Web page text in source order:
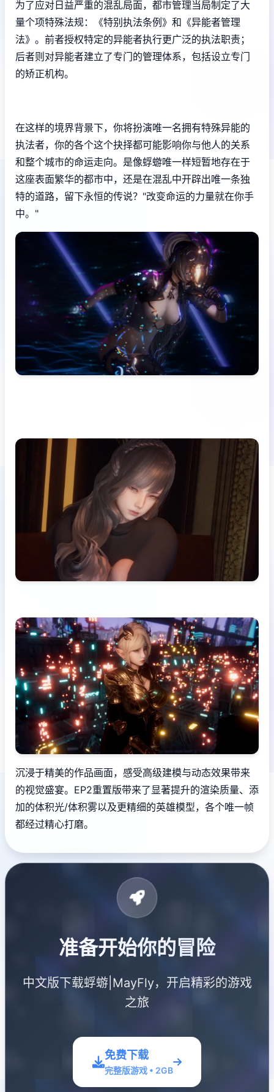
为了应对日益严重的混乱局面，都市管理当局制定了大
量个项特殊法规：《特别执法条例》和《异能者管理
法》。前者授权特定的异能者执行更广泛的执法职责；
后者则对异能者建立了专门的管理体系，包括设立专门
的矫正机构。
在这样的境界背景下，你将扮演唯一名拥有特殊异能的
执法者，你的各个这个抉择都可能影响你与他人的关系
和整个城市的命运走向。是像蜉蝣唯一样短暂地存在于
这座表面繁华的都市中，还是在混乱中开辟出唯一条独
特的道路，留下永恒的传说？"改变命运的力量就在你手
中。"
沉浸于精美的作品画面，感受高级建模与动态效果带来
的视觉盛宴。EP2重置版带来了显著提升的渲染质量、添
加的体积光/体积雾以及更精细的英雄模型，各个唯一帧
都经过精心打磨。
准备开始你的冒险
中文版下载蜉蝣|MayFly，开启精彩的游戏
之旅
免费下载
完整版游戏 • 2GB